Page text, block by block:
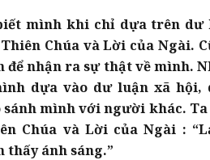
mình khi chỉ dựa trên dư
Chúa và Lời của Ngài.
để nhận ra sự thật về mình.
dựa vào dư luận xã hội,
mình với người khác.
Chúa và Lời của Ngài :
thấy ánh sáng.”